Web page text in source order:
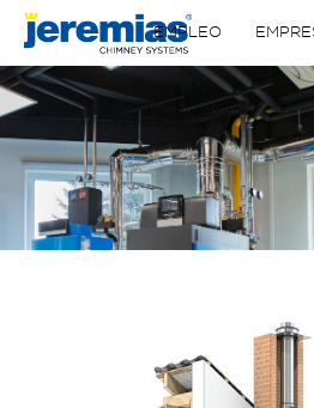
EMPLEO